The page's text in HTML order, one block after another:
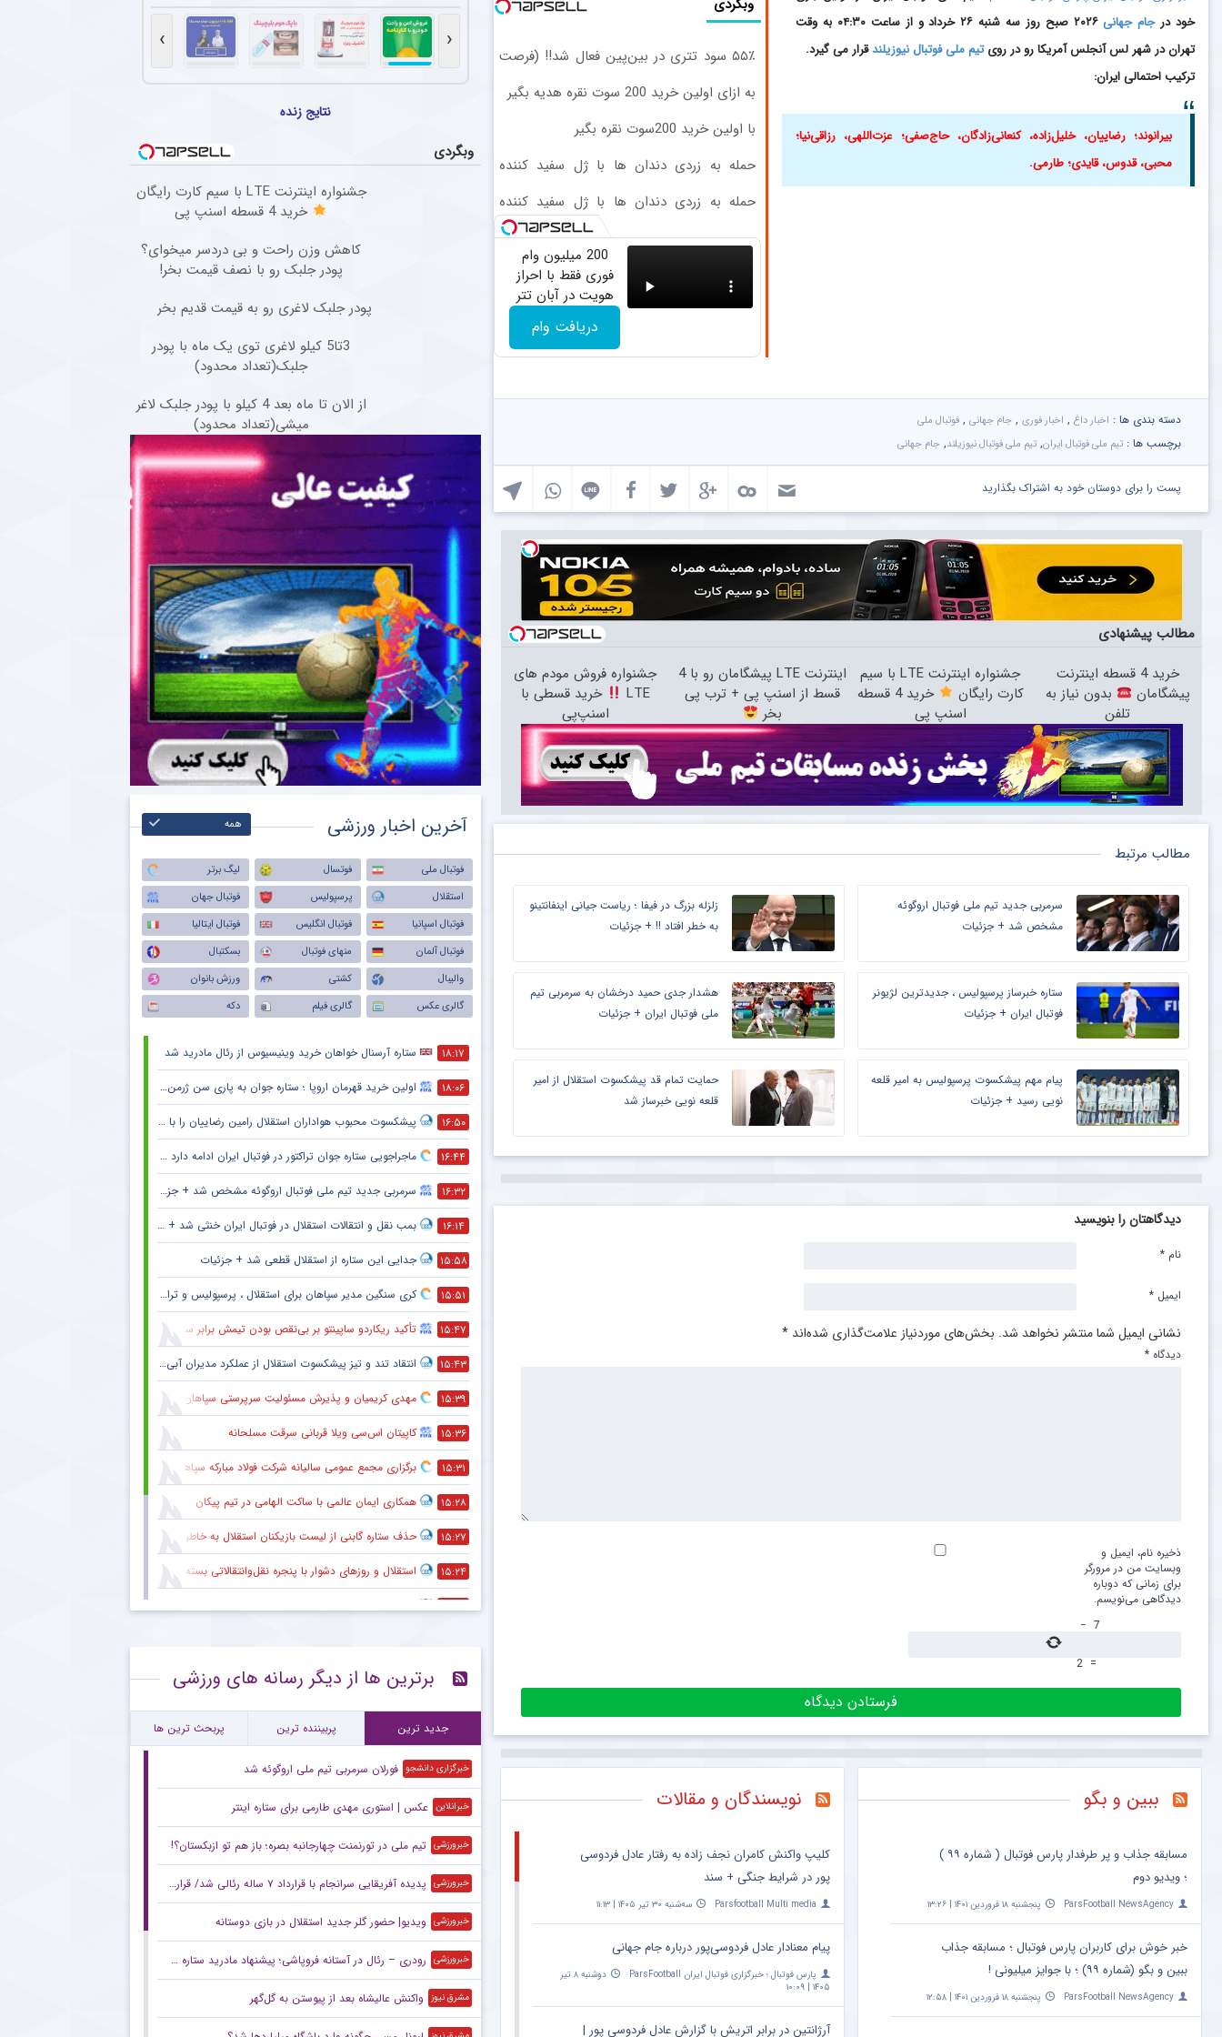
وبگردی
۵۵٪ سود تتری در بین‌پین فعال شد!! (فرصت
به ازای اولین خرید 200 سوت نقره هدیه بگیر
با اولین خرید 200سوت نقره بگیر
حمله به زردی دندان ها با ژل سفید کننده
حمله به زردی دندان ها با ژل سفید کننده
200 میلیون وام
فوری فقط با احراز
هویت در آبان تتر
دریافت وام
خود در جام جهانی
۲۰۲۶ صبح روز سه شنبه ۲۶ خرداد و از ساعت ۰۴:۳۰ به وقت
تهران در شهر لس آنجلس آمریکا رو در رویتیم ملی فوتبال نیوزیلندقرار می گیرد.
ترکیب احتمالی ایران:
بیرانوند؛ رضاییان، خلیل‌زاده، کنعانی‌زادگان، حاج‌صفی؛ عزت‌اللهی، رزاقی‌نیا؛
محبی، قدوس، قایدی؛ طارمی.
دسته بندی ها : اخبار داغ , اخبار فوری , جام جهانی , فوتبال ملی
برچسب ها : تیم ملی فوتبال ایران, تیم ملی فوتبال نیوزیلند, جام جهانی
پست را برای دوستان خود به اشتراک بگذارید
مطالب پیشنهادی
خرید 4 قسطه اینترنت
پیشگامان
بدون نیاز به
تلفن
جشنواره اینترنت LTE با سیم
کارت رایگان
خرید 4 قسطه
اسنپ پی
اینترنت LTE پیشگامان رو با 4
قسط از اسنپ پی + ترب پی
بخر
جشنواره فروش مودم های
LTE
خرید قسطی با
اسنپ‌پی
مطالب مرتبط
سرمربی جدید تیم ملی فوتبال اروگوئه
مشخص شد + جزئیات
زلزله بزرگ در فیفا ؛ ریاست جیانی اینفانتینو
به خطر افتاد !! + جزئیات
ستاره خبرساز پرسپولیس ، جدیدترین لژیونر
فوتبال ایران + جزئیات
هشدار جدی حمید درخشان به سرمربی تیم
ملی فوتبال ایران + جزئیات
پیام مهم پیشکسوت پرسپولیس به امیر قلعه
نویی رسید + جزئیات
حمایت تمام قد پیشکسوت استقلال از امیر
قلعه نویی خبرساز شد
دیدگاهتان را بنویسید
نشانی ایمیل شما منتشر نخواهد شد. بخش‌های موردنیاز علامت‌گذاری شده‌اند *
دیدگاه *
نام *
ایمیل *
ذخیره نام، ایمیل و
وبسایت من در مرورگر
برای زمانی که دوباره
دیدگاهی می‌نویسم.
7
−
=
2
ببین و بگو
مسابقه جذاب و پر طرفدار پارس فوتبال ( شماره ۹۹ )
؛ ویدیو دوم
ParsFootball NewsAgency پنجشنبه ۱۸ فروردین ۱۴۰۱ | ۱۳:۲۶
خبر خوش برای کاربران پارس فوتبال ؛ مسابقه جذاب
ببین و بگو (شماره ۹۹) ؛ با جوایز میلیونی !
ParsFootball NewsAgency پنجشنبه ۱۸ فروردین ۱۴۰۱ | ۱۲:۵۸
نویسندگان و مقالات
کلیپ واکنش کامران نجف زاده به رفتار عادل فردوسی
پور در شرایط جنگی + سند
Parsfootball Multi media سه‌شنبه ۳۰ تیر ۱۴۰۵ | ۱۱:۱۳
پیام معنادار عادل فردوسی‌پور درباره جام جهانی
پارس فوتبال ؛ خبرگزاری فوتبال ایران ParsFootball
دوشنبه ۸ تیر
۱۴۰۵ | ۱۰:۰۹
آرژانتین در برابر اتریش با گزارش عادل فردوسی پور |
یان بیسک، مدافع آلمانی، پس از برخورد شدید در دربی دوستانه میلان (تساوی ۱-۱) از ناحیه پشت سر آسیب دید.
عکس ستاره ۲۴ ساله تایلندی در جریان مسابقه جان خود را از دست داد + عکس
علی تاجرنیا، رئیس هیات مدیره استقلال پیام جدیدی را در فضای مجازی برای هواداران تیم فوتبال این
واکنش جنجالی کاناوارو درباره تصمیمش برای ماشاریپوف
فابیو کاناوارو با تشریح تلاش‌های انجام‌شده برای رساندن جلال‌الدین ماشاریپوف به جام جهانی تأکید
‹
›
نتایج زنده
وبگردی
جشنواره اینترنت LTE با سیم کارت رایگان
خرید 4 قسطه اسنپ پی
کاهش وزن راحت و بی دردسر میخوای؟
پودر جلبک رو با نصف قیمت بخر!
پودر جلبک لاغری رو به قیمت قدیم بخر
3تا5 کیلو لاغری توی یک ماه با پودر
جلبک(تعداد محدود)
از الان تا ماه بعد 4 کیلو با پودر جلبک لاغر
میشی(تعداد محدود)
آخرین اخبار ورزشی همه
فوتبال ملی فوتسال
لیگ برتر
استقلال
پرسپولیس
فوتبال جهان
فوتبال اسپانیا
فوتبال انگلیس
فوتبال ایتالیا
فوتبال آلمان
منهای فوتبال
بسکتبال
والیبال
کشتی
ورزش بانوان
گالری عکس
گالری فیلم دکه
۱۸:۱۷ ستاره آرسنال خواهان خرید وینیسیوس از رئال مادرید شد
۱۸:۰۶ اولین خرید قهرمان اروپا ؛ ستاره جوان به پاری سن ژرمن می رود
۱۶:۵۰ پیشکسوت محبوب هواداران استقلال رامین رضاییان را با خاک یکسان کرد + جزئیات
۱۶:۴۴ ماجراجویی ستاره جوان تراکتور در فوتبال ایران ادامه دارد + جزئیات
۱۶:۳۲ سرمربی جدید تیم ملی فوتبال اروگوئه مشخص شد + جزئیات
۱۶:۱۴ بمب نقل و انتقالات استقلال در فوتبال ایران خنثی شد + جزئیات
۱۵:۵۸ جدایی این ستاره از استقلال قطعی شد + جزئیات
۱۵:۵۱ کری سنگین مدیر سپاهان برای استقلال ، پرسپولیس و تراکتور + جزئیات
۱۵:۴۷ تأکید ریکاردو ساپینتو بر بی‌نقص بودن تیمش برابر سالزبورگ
۱۵:۴۳ انتقاد تند و تیز پیشکسوت استقلال از عملکرد مدیران آبی + جزئیات
۱۵:۳۹ مهدی کریمیان و پذیرش مسئولیت سرپرستی سپاهان
۱۵:۳۶ کاپیتان اس‌سی ویلا قربانی سرقت مسلحانه
۱۵:۳۱ برگزاری مجمع عمومی سالیانه شرکت فولاد مبارکه سپاهان
۱۵:۲۸ همکاری ایمان عالمی با ساکت الهامی در تیم پیکان
۱۵:۲۷ حذف ستاره گابنی از لیست بازیکنان استقلال به خاطر محدودیت نقل‌وانتقالاتی
۱۵:۲۴ استقلال و روزهای دشوار با پنجره نقل‌وانتقالاتی بسته
۱۲:۲۷
۱۰:۱۱ ستاره ۲۷ ساله نساجی به خیبر خرم‌آباد پیوست
۱۰:۰۲ واکنش جنجالی کاناوارو درباره تصمیمش برای ماشاریپوف
برترین ها از دیگر رسانه های ورزشی
جدید ترین پربیننده ترین پربحث ترین ها
خبرگزاری دانشجو فورلان سرمربی تیم ملی اروگوئه شد
خبرانلاین عکس | استوری مهدی طارمی برای ستاره اینتر
خبرورزشی تیم ملی در تورنمنت چهارجانبه بصره؛ باز هم تو ازبکستان؟!
خبرورزشی پدیده آفریقایی سرانجام با قرارداد ۷ ساله رئالی شد/ قرارداد بزرگ کهکشانی‌ها با یک ساحل‌عاجی
خبرورزشی ویدیو| حضور گلر جدید استقلال در بازی دوستانه
خبرورزشی رودری – رئال در آستانه فروپاشی؛ پیشنهاد مادرید ستاره سیتی را راضی نکرد
مشرق نیوز واکنش عالیشاه بعد از پیوستن به گل‌گهر